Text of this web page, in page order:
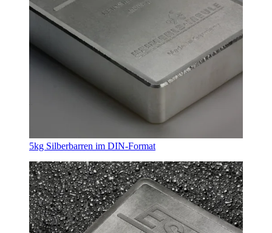
5kg Silberbarren im DIN-Format